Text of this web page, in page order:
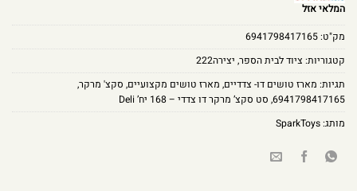
המלאי אזל
מק"ט:6941798417165
קטגוריות: ציוד לבית הספר, יצירה222
תגיות: מארז טושים דו- צדדיים, מארז טושים מקצועיים, סקצ' מרקר,
6941798417165
, סט סקצ’ מרקר דו צדדי – 168 יח’ Deli
מותג:SparkToys